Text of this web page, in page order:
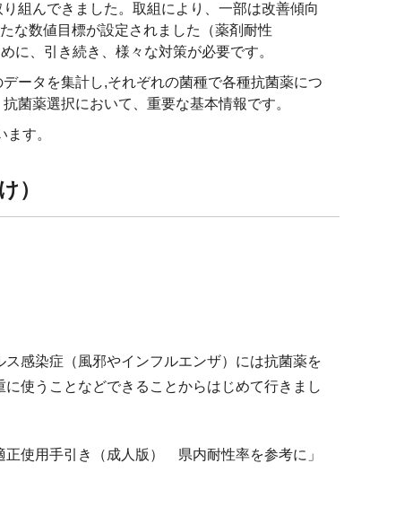
組んできました。取組により、一部は改善傾向
な数値目標が設定されました（薬剤耐性
に、引き続き、様々な対策が必要です。
ータを集計し,それぞれの菌種で各種抗菌薬につ
菌薬選択において、重要な基本情報です。
す。
）
感染症（風邪やインフルエンザ）には抗菌薬を
使うことなどできることからはじめて行きまし
使用手引き（成人版） 県内耐性率を参考に」